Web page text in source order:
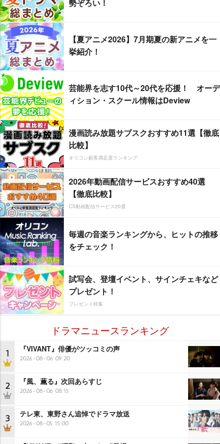
勢ぞろい！
【夏アニメ2026】7月期夏の新アニメを一
挙紹介！
芸能界を志す10代～20代を応援！ オーデ
ィション・スクール情報はDeview
漫画読み放題サブスクおすすめ11選【徹底
比較】
オリコン顧客満足度ランキング
2026年動画配信サービスおすすめ40選
【徹底比較】
CS動画配信サービス20選
毎週の音楽ランキングから、ヒットの推移
をチェック！
試写会、登壇イベント、サインチェキなど
プレゼント！
プレゼント特集
ドラマニュースランキング
1 『VIVANT』俳優がツッコミの声
2026-08-06 09:20
2 『風、薫る』次回あらすじ
2026-08-06 08:15
3 テレ東、東野さん追悼でドラマ放送
2026-08-05 15:00